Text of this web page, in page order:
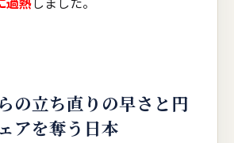
の立ち直りの早さと円
アを奪う日本